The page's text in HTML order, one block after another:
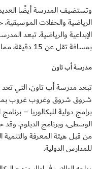
وتستضيف المدرسة أيضًا
الرياضية والحفلات
الإبداعية والرياضية. تبعد
بمسافة تقل عن 15 دقيقة، مما يجعلها اختيارًا جيدًا للمقيمين.
مدرسة أب تاون
تبعد مدرسة أب تاون، التي
برامج دولية للبكالوريا –
الوسطى، وبرنامج الدبلوم.
من قبل هيئة المعرفة
للمدارس الدولية.